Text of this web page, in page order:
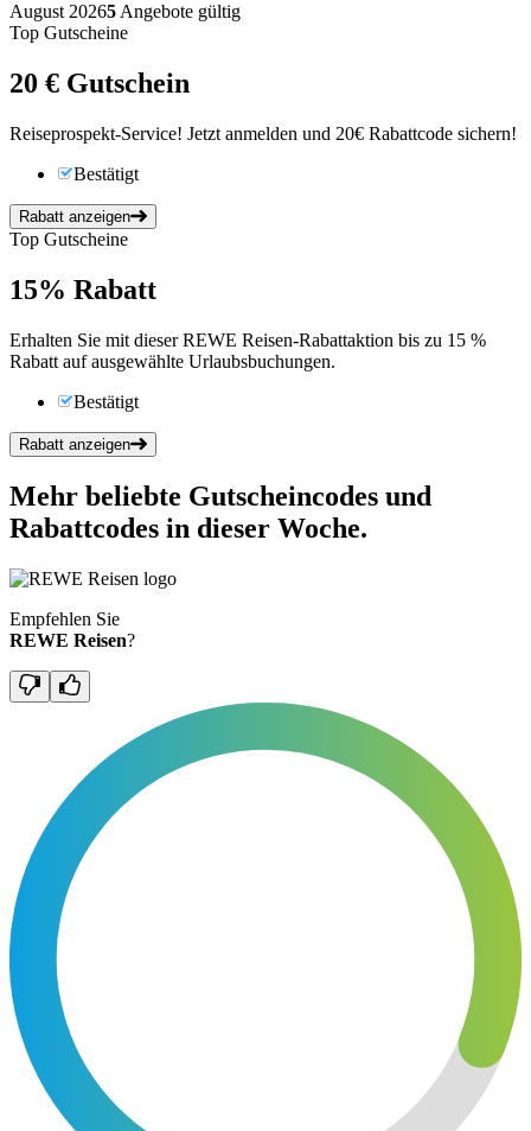
August 20265Angebote gültig
Top Gutscheine
20 € Gutschein
Reiseprospekt-Service! Jetzt anmelden und 20€ Rabattcode sichern!
Bestätigt
Rabatt anzeigen
Top Gutscheine
15% Rabatt
Erhalten Sie mit dieser REWE Reisen-Rabattaktion bis zu 15 %
Rabatt auf ausgewählte Urlaubsbuchungen.
Bestätigt
Rabatt anzeigen
Mehr beliebte Gutscheincodes und
Rabattcodes in dieser Woche.
Empfehlen Sie
REWE Reisen?